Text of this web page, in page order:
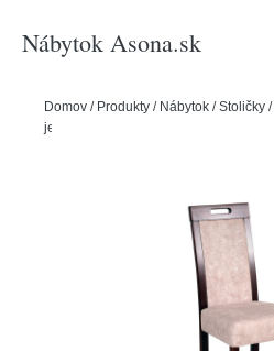
Nábytok Asona.sk
Domov / Produkty / Nábytok /Stoličky /
jedálenské stoličky